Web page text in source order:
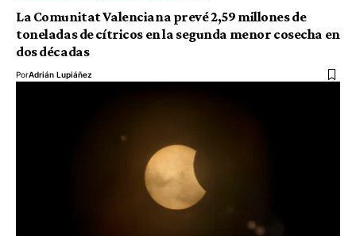
La Comunitat Valenciana prevé 2,59 millones de
toneladas de cítricos en la segunda menor cosecha en
dos décadas
PorAdrián Lupiáñez